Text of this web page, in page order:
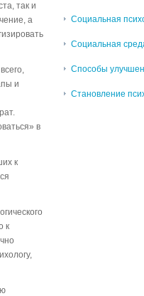
так и
а
и
в
к
к
Социальная
Социальная
Способы
Становление